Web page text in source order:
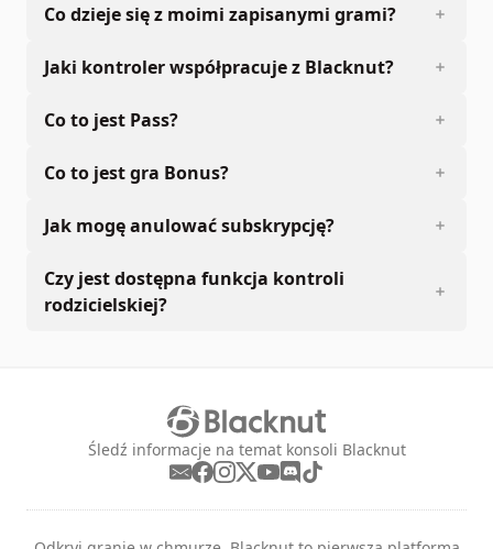
Co dzieje się z moimi zapisanymi grami?
Jaki kontroler współpracuje z Blacknut?
Co to jest Pass?
Co to jest gra Bonus?
Jak mogę anulować subskrypcję?
Czy jest dostępna funkcja kontroli
rodzicielskiej?
Śledź informacje na temat konsoli Blacknut